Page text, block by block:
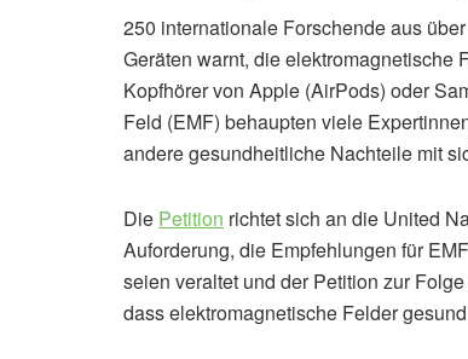
250 internationale Forschende aus
Geräten warnt, die
Kopfhörer von Apple (AirPods) oder
Feld (EMF) behaupten viele
andere gesundheitliche Nachteile mit
Die Petition richtet sich an die United
Auforderung, die Empfehlungen für
seien veraltet und der Petition zur
dass elektromagnetische Felder